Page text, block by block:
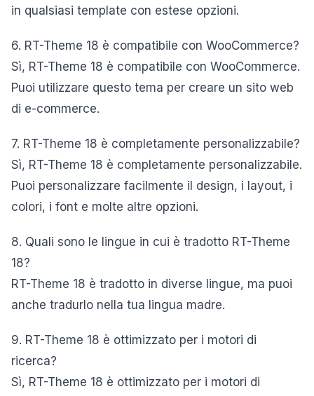
in qualsiasi template con estese opzioni.
6. RT-Theme 18 è compatibile con WooCommerce?
Sì, RT-Theme 18 è compatibile con WooCommerce.
Puoi utilizzare questo tema per creare un sito web
di e-commerce.
7. RT-Theme 18 è completamente personalizzabile?
Sì, RT-Theme 18 è completamente personalizzabile.
Puoi personalizzare facilmente il design, i layout, i
colori, i font e molte altre opzioni.
8. Quali sono le lingue in cui è tradotto RT-Theme
18?
RT-Theme 18 è tradotto in diverse lingue, ma puoi
anche tradurlo nella tua lingua madre.
9. RT-Theme 18 è ottimizzato per i motori di
ricerca?
Sì, RT-Theme 18 è ottimizzato per i motori di